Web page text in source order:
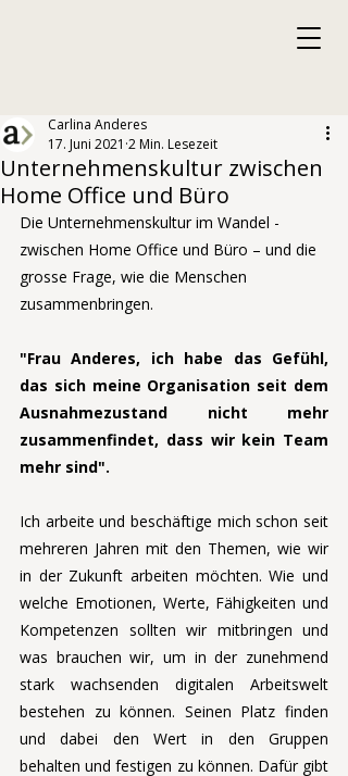
Unternehmenskultur zwischen
Home Office und Büro
Carlina Anderes
17. Juni 2021 2 Min. Lesezeit
Die Unternehmenskultur im Wandel -
zwischen Home Office und Büro – und die
grosse Frage, wie die Menschen
zusammenbringen.
"Frau Anderes, ich habe das Gefühl,
das sich meine Organisation seit dem
Ausnahmezustand nicht mehr
zusammenfindet, dass wir kein Team
mehr sind".
Ich arbeite und beschäftige mich schon seit
mehreren Jahren mit den Themen, wie wir
in der Zukunft arbeiten möchten. Wie und
welche Emotionen, Werte, Fähigkeiten und
Kompetenzen sollten wir mitbringen und
was brauchen wir, um in der zunehmend
stark wachsenden digitalen Arbeitswelt
bestehen zu können. Seinen Platz finden
und dabei den Wert in den Gruppen
behalten und festigen zu können. Dafür gibt